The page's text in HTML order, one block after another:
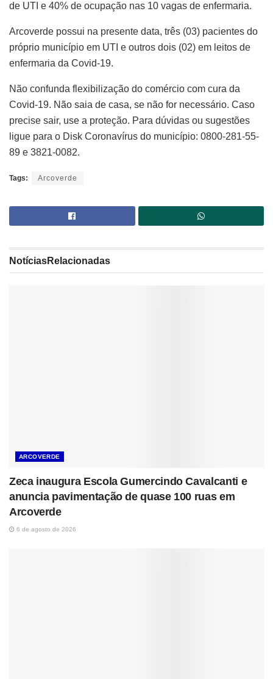
de UTI e 40% de ocupação nas 10 vagas de enfermaria.
Arcoverde possui na presente data, três (03) pacientes do
próprio município em UTI e outros dois (02) em leitos de
enfermaria da Covid-19.
Não confunda flexibilização do comércio com cura da
Covid-19. Não saia de casa, se não for necessário. Caso
precise sair, use a proteção. Para dúvidas ou sugestões
ligue para o Disk Coronavírus do município: 0800-281-55-
89 e 3821-0082.
Tags: Arcoverde
NotíciasRelacionadas
ARCOVERDE
Zeca inaugura Escola Gumercindo Cavalcanti e
anuncia pavimentação de quase 100 ruas em
Arcoverde
6 de agosto de 2026